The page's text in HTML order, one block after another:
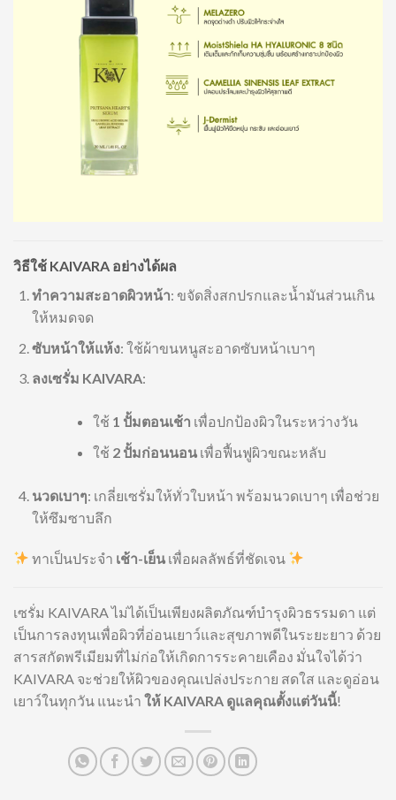
วิธีใช้ KAIVARA อย่างได้ผล
ทำความสะอาดผิวหน้า: ขจัดสิ่งสกปรกและน้ำมันส่วนเกิน
ให้หมดจด
ซับหน้าให้แห้ง: ใช้ผ้าขนหนูสะอาดซับหน้าเบาๆ
ลงเซรั่ม KAIVARA:
ใช้ 1 ปั้มตอนเช้า เพื่อปกป้องผิวในระหว่างวัน
ใช้ 2 ปั้มก่อนนอนเพื่อฟื้นฟูผิวขณะหลับ
นวดเบาๆ: เกลี่ยเซรั่มให้ทั่วใบหน้า พร้อมนวดเบาๆ เพื่อช่วย
ให้ซึมซาบลึก
ทาเป็นประจำ เช้า-เย็น เพื่อผลลัพธ์ที่ชัดเจน
เซรั่ม KAIVARA ไม่ได้เป็นเพียงผลิตภัณฑ์บำรุงผิวธรรมดา แต่
เป็นการลงทุนเพื่อผิวที่อ่อนเยาว์และสุขภาพดีในระยะยาว ด้วย
สารสกัดพรีเมียมที่ไม่ก่อให้เกิดการระคายเคือง มั่นใจได้ว่า
KAIVARA จะช่วยให้ผิวของคุณเปล่งประกาย สดใส และดูอ่อน
เยาว์ในทุกวัน แนะนำ ให้ KAIVARA ดูแลคุณตั้งแต่วันนี้!